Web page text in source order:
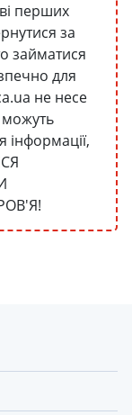
перших
за
займатися
для
не несе
можуть
інформації,